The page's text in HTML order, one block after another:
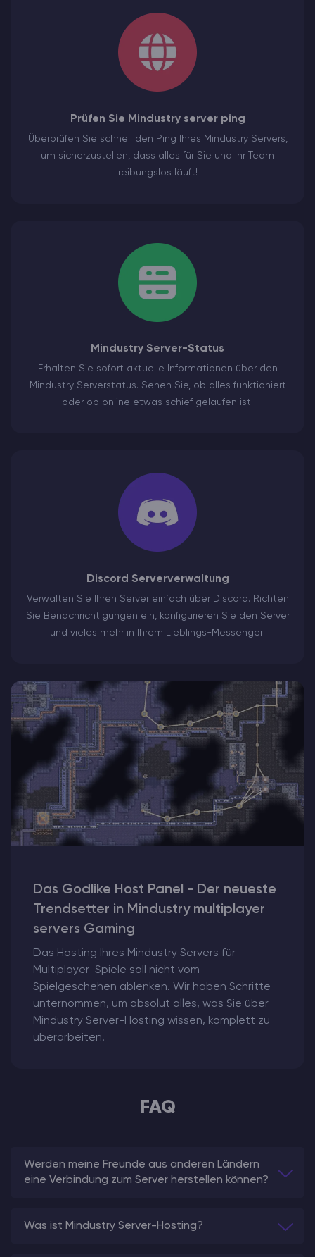
Prüfen Sie Mindustry server ping
Überprüfen Sie schnell den Ping Ihres Mindustry Servers,
um sicherzustellen, dass alles für Sie und Ihr Team
reibungslos läuft!
Mindustry Server-Status
Erhalten Sie sofort aktuelle Informationen über den
Mindustry Serverstatus. Sehen Sie, ob alles funktioniert
oder ob online etwas schief gelaufen ist.
Discord Serververwaltung
Verwalten Sie Ihren Server einfach über Discord. Richten
Sie Benachrichtigungen ein, konfigurieren Sie den Server
und vieles mehr in Ihrem Lieblings-Messenger!
Das Godlike Host Panel - Der neueste
Trendsetter in Mindustry multiplayer
servers Gaming
Das Hosting Ihres Mindustry Servers für
Multiplayer-Spiele soll nicht vom
Spielgeschehen ablenken. Wir haben Schritte
unternommen, um absolut alles, was Sie über
Mindustry Server-Hosting wissen, komplett zu
überarbeiten.
FAQ
Werden meine Freunde aus anderen Ländern
eine Verbindung zum Server herstellen können?
Was ist Mindustry Server-Hosting?